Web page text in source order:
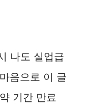
나도 실업급
음으로 이 글
기간 만료